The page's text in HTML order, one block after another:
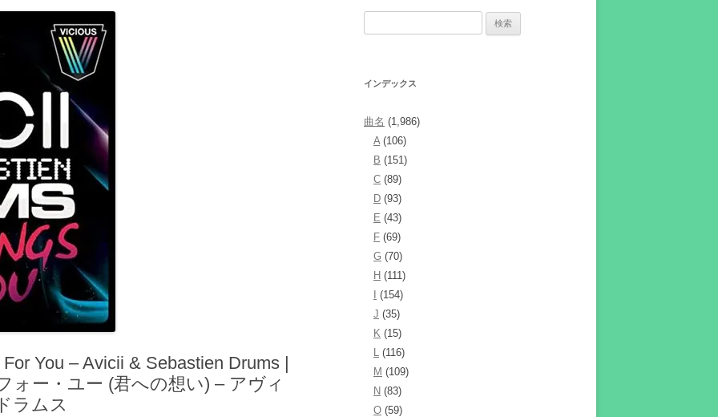
You – Avicii & Sebastien Drums |
ォー・ユー (君への想い) – アヴィ
ラムス
インデックス
曲名 (1,986)
A(106)
B (151)
C (89)
D (93)
E (43)
F (69)
G (70)
H (111)
(154)
J (35)
K (15)
L (116)
M (109)
N (83)
O (59)